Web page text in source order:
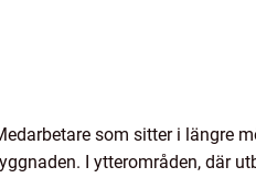
som sitter i längre
I ytterområden, där